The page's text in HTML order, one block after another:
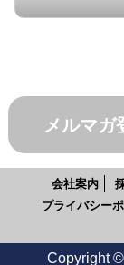
メルマガ
会社案内
プライバシー
Copyright